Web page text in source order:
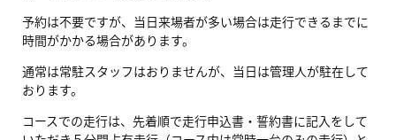
予約は不要ですが、当日来場者が多い場合は走行できるまでに
時間がかかる場合があります。
通常は常駐スタッフはおりませんが、当日は管理人が駐在して
おります。
コースでの走行は、先着順で走行申込書・誓約書に記入をして